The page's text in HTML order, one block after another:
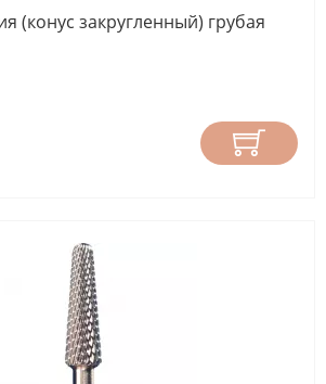
(конус закругленный) грубая